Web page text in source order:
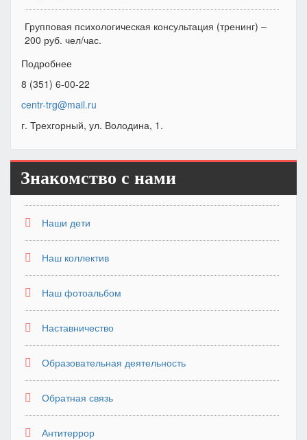
Групповая психологическая консультация (тренинг) –
200 руб. чел/час.
Подробнее
8 (351) 6-00-22
centr-trg@mail.ru
г. Трехгорный, ул. Володина, 1.
Знакомство с нами
Наши дети
Наш коллектив
Наш фотоальбом
Наставничество
Образовательная деятельность
Обратная связь
Антитеррор